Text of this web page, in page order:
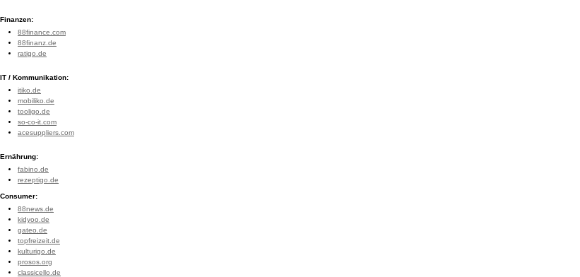
Finanzen:
88finance.com
88finanz.de
ratigo.de
IT / Kommunikation:
itiko.de
mobiliko.de
tooligo.de
so-co-it.com
acesuppliers.com
Ernährung:
fabino.de
rezeptigo.de
Consumer:
88news.de
kidyoo.de
gateo.de
topfreizeit.de
kulturigo.de
prosos.org
classicello.de